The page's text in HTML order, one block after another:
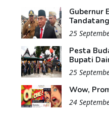
Gubernur
25
Pesta
Bupati
25
Wow,
24